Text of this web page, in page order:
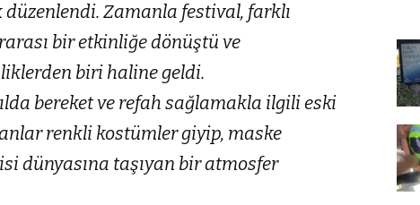
Zamanla festival, farklı
bir etkinliğe dönüştü ve
biri haline geldi.
bereket ve refah sağlamakla ilgili eski
renkli kostümler giyip, maske
dünyasına taşıyan bir atmosfer